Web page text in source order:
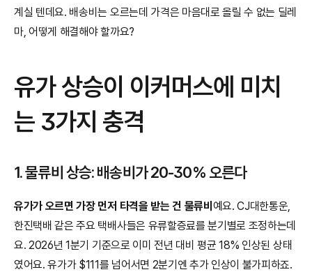
계실 텐데요. 배송비는 오르는데 가격은 마음대로 올릴 수 없는 딜레
마, 어떻게 해결해야 할까요?
유가 상승이 이커머스에 미치
는 3가지 충격
1. 물류비 상승: 배송비가 20-30% 오른다
유가가 오르면 가장 먼저 타격을 받는 건 물류비 예요. CJ대한통운,
한진택배 같은 주요 택배사들은 유류할증료를 분기별로 조정하는데
요. 2026년 1분기 기준으로 이미 전년 대비 평균 18% 인상된 상태
였어요. 유가가 $111를 넘어서면 2분기엔 추가 인상이 불가피하죠.